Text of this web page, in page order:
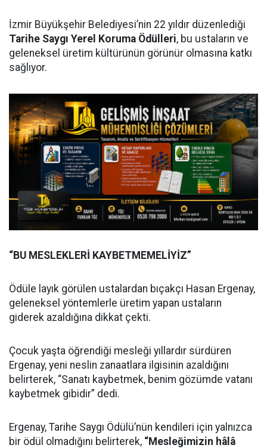
İzmir Büyükşehir Belediyesi’nin 22 yıldır düzenlediği
Tarihe Saygı Yerel Koruma Ödülleri, bu ustaların ve
geleneksel üretim kültürünün görünür olmasına katkı
sağlıyor.
“BU MESLEKLERİ KAYBETMEMELİYİZ”
Ödüle layık görülen ustalardan bıçakçı Hasan Ergenay,
geleneksel yöntemlerle üretim yapan ustaların
giderek azaldığına dikkat çekti.
Çocuk yaşta öğrendiği mesleği yıllardır sürdüren
Ergenay, yeni neslin zanaatlara ilgisinin azaldığını
belirterek, “Sanatı kaybetmek, benim gözümde vatanı
kaybetmek gibidir” dedi.
Ergenay, Tarihe Saygı Ödülü’nün kendileri için yalnızca
bir ödül olmadığını belirterek, “Mesleğimizin hâlâ